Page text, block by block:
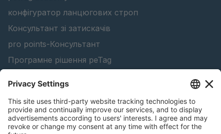
конфігуратор ланцюгових строп
Консультант зі затискачів
pro points-Консультант
Програмне рішення peTag
Конфігуратор ланцюгів проти ковзання
Знайти лісопродукцію
Каталоги